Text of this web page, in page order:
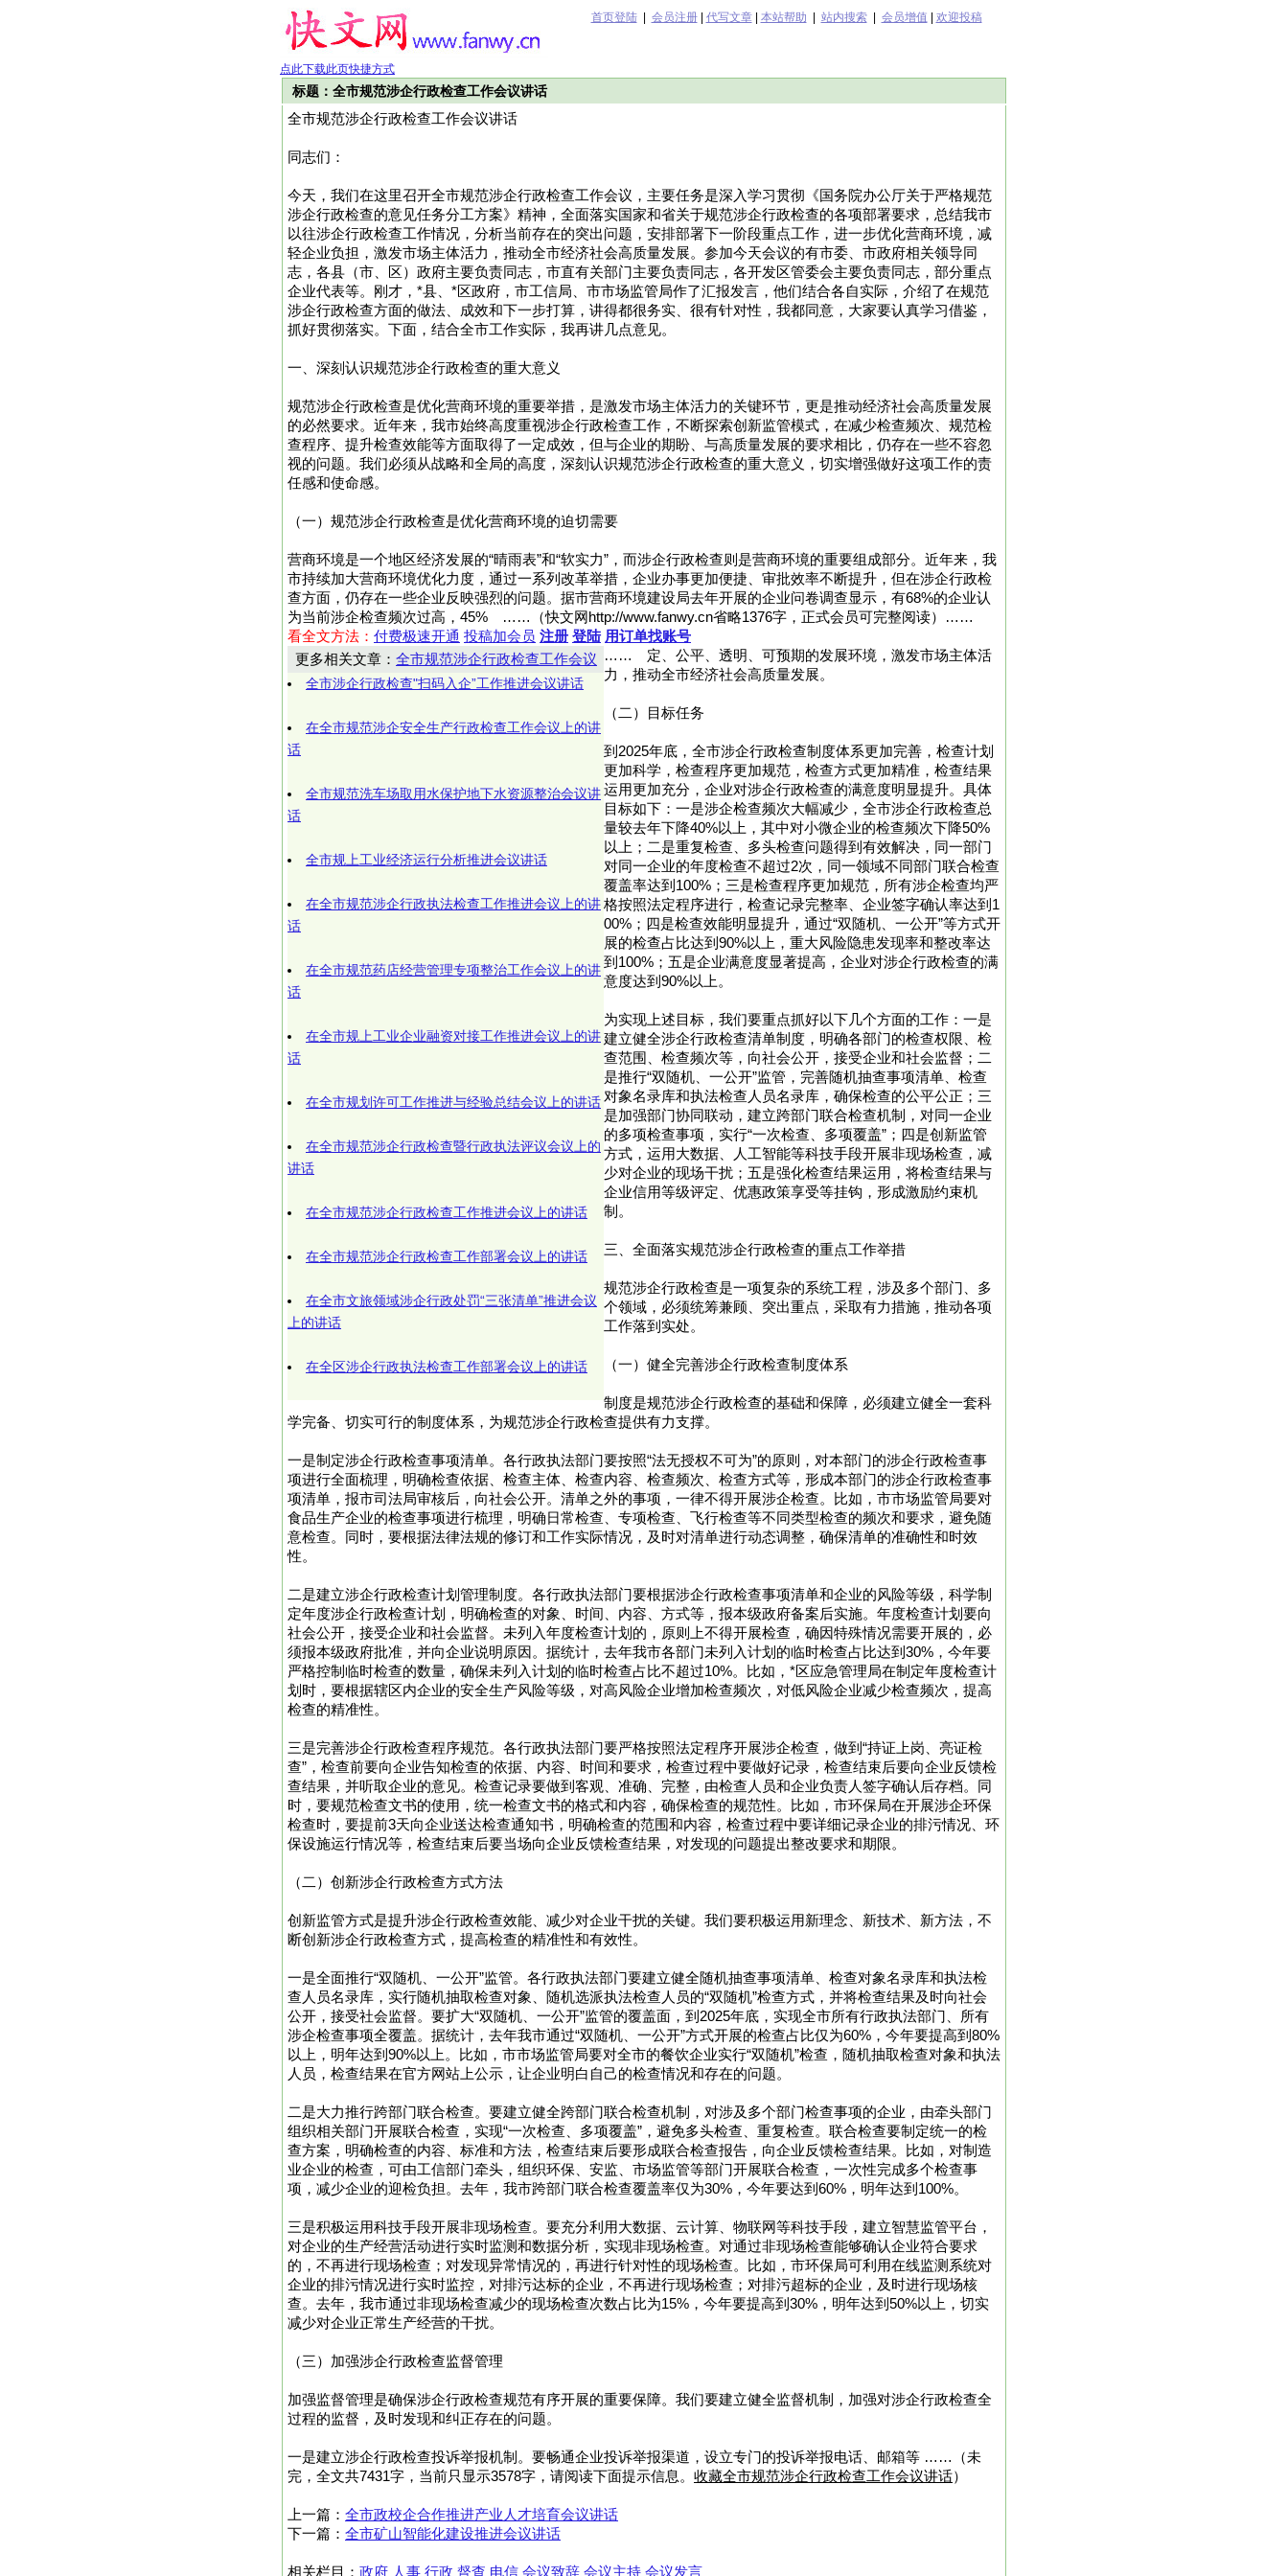
首页登陆| 会员注册| 代写文章| 本站帮助 站内搜索| 会员增值 欢迎投稿
点此下载此页快捷方式
标题：全市规范涉企行政检查工作会议讲话
全市规范涉企行政检查工作会议讲话
同志们：
今天，我们在这里召开全市规范涉企行政检查工作会议，主要任务是深入学习贯彻《国务院办公厅关于严格规范
涉企行政检查的意见任务分工方案》精神，全面落实国家和省关于规范涉企行政检查的各项部署要求，总结我市
以往涉企行政检查工作情况，分析当前存在的突出问题，安排部署下一阶段重点工作，进一步优化营商环境，减
轻企业负担，激发市场主体活力，推动全市经济社会高质量发展。参加今天会议的有市委、市政府相关领导同
志，各县（市、区）政府主要负责同志，市直有关部门主要负责同志，各开发区管委会主要负责同志，部分重点
企业代表等。刚才，*县、*区政府，市工信局、市市场监管局作了汇报发言，他们结合各自实际，介绍了在规范
涉企行政检查方面的做法、成效和下一步打算，讲得都很务实、很有针对性，我都同意，大家要认真学习借鉴，
抓好贯彻落实。下面，结合全市工作实际，我再讲几点意见。
一、深刻认识规范涉企行政检查的重大意义
规范涉企行政检查是优化营商环境的重要举措，是激发市场主体活力的关键环节，更是推动经济社会高质量发展
的必然要求。近年来，我市始终高度重视涉企行政检查工作，不断探索创新监管模式，在减少检查频次、规范检
查程序、提升检查效能等方面取得了一定成效，但与企业的期盼、与高质量发展的要求相比，仍存在一些不容忽
视的问题。我们必须从战略和全局的高度，深刻认识规范涉企行政检查的重大意义，切实增强做好这项工作的责
任感和使命感。
（一）规范涉企行政检查是优化营商环境的迫切需要
营商环境是一个地区经济发展的“晴雨表”和“软实力”，而涉企行政检查则是营商环境的重要组成部分。近年来，我
市持续加大营商环境优化力度，通过一系列改革举措，企业办事更加便捷、审批效率不断提升，但在涉企行政检
查方面，仍存在一些企业反映强烈的问题。据市营商环境建设局去年开展的企业问卷调查显示，有68%的企业认
为当前涉企检查频次过高，45% ……（快文网http://www.fanwy.cn省略1376字，正式会员可完整阅读）……
看全文方法： 付费极速开通 投稿加会员 注册 登陆 用订单找账号
……
更多相关文章： 全市规范涉企行政检查工作会议
全市涉企行政检查"扫码入企”工作推进会议讲话
在全市规范涉企安全生产行政检查工作会议上的讲
话
全市规范洗车场取用水保护地下水资源整治会议讲
话
全市规上工业经济运行分析推进会议讲话
在全市规范涉企行政执法检查工作推进会议上的讲
话
在全市规范药店经营管理专项整治工作会议上的讲
话
在全市规上工业企业融资对接工作推进会议上的讲
话
在全市规划许可工作推进与经验总结会议上的讲话
在全市规范涉企行政检查暨行政执法评议会议上的
讲话
在全市规范涉企行政检查工作推进会议上的讲话
在全市规范涉企行政检查工作部署会议上的讲话
在全市文旅领域涉企行政处罚“三张清单”推进会议
上的讲话
在全区涉企行政执法检查工作部署会议上的讲话
定、公平、透明、可预期的发展环境，激发市场主体活
力，推动全市经济社会高质量发展。
（二）目标任务
到2025年底，全市涉企行政检查制度体系更加完善，检查计划
更加科学，检查程序更加规范，检查方式更加精准，检查结果
运用更加充分，企业对涉企行政检查的满意度明显提升。具体
目标如下：一是涉企检查频次大幅减少，全市涉企行政检查总
量较去年下降40%以上，其中对小微企业的检查频次下降50%
以上；二是重复检查、多头检查问题得到有效解决，同一部门
对同一企业的年度检查不超过2次，同一领域不同部门联合检查
覆盖率达到100%；三是检查程序更加规范，所有涉企检查均严
格按照法定程序进行，检查记录完整率、企业签字确认率达到1
00%；四是检查效能明显提升，通过“双随机、一公开”等方式开
展的检查占比达到90%以上，重大风险隐患发现率和整改率达
到100%；五是企业满意度显著提高，企业对涉企行政检查的满
意度达到90%以上。
为实现上述目标，我们要重点抓好以下几个方面的工作：一是
建立健全涉企行政检查清单制度，明确各部门的检查权限、检
查范围、检查频次等，向社会公开，接受企业和社会监督；二
是推行“双随机、一公开”监管，完善随机抽查事项清单、检查
对象名录库和执法检查人员名录库，确保检查的公平公正；三
是加强部门协同联动，建立跨部门联合检查机制，对同一企业
的多项检查事项，实行“一次检查、多项覆盖”；四是创新监管
方式，运用大数据、人工智能等科技手段开展非现场检查，减
少对企业的现场干扰；五是强化检查结果运用，将检查结果与
企业信用等级评定、优惠政策享受等挂钩，形成激励约束机
制。
三、全面落实规范涉企行政检查的重点工作举措
规范涉企行政检查是一项复杂的系统工程，涉及多个部门、多
个领域，必须统筹兼顾、突出重点，采取有力措施，推动各项
工作落到实处。
（一）健全完善涉企行政检查制度体系
制度是规范涉企行政检查的基础和保障，必须建立健全一套科
学完备、切实可行的制度体系，为规范涉企行政检查提供有力支撑。
一是制定涉企行政检查事项清单。各行政执法部门要按照“法无授权不可为”的原则，对本部门的涉企行政检查事
项进行全面梳理，明确检查依据、检查主体、检查内容、检查频次、检查方式等，形成本部门的涉企行政检查事
项清单，报市司法局审核后，向社会公开。清单之外的事项，一律不得开展涉企检查。比如，市市场监管局要对
食品生产企业的检查事项进行梳理，明确日常检查、专项检查、飞行检查等不同类型检查的频次和要求，避免随
意检查。同时，要根据法律法规的修订和工作实际情况，及时对清单进行动态调整，确保清单的准确性和时效
性。
二是建立涉企行政检查计划管理制度。各行政执法部门要根据涉企行政检查事项清单和企业的风险等级，科学制
定年度涉企行政检查计划，明确检查的对象、时间、内容、方式等，报本级政府备案后实施。年度检查计划要向
社会公开，接受企业和社会监督。未列入年度检查计划的，原则上不得开展检查，确因特殊情况需要开展的，必
须报本级政府批准，并向企业说明原因。据统计，去年我市各部门未列入计划的临时检查占比达到30%，今年要
严格控制临时检查的数量，确保未列入计划的临时检查占比不超过10%。比如，*区应急管理局在制定年度检查计
划时，要根据辖区内企业的安全生产风险等级，对高风险企业增加检查频次，对低风险企业减少检查频次，提高
检查的精准性。
三是完善涉企行政检查程序规范。各行政执法部门要严格按照法定程序开展涉企检查，做到“持证上岗、亮证检
查”，检查前要向企业告知检查的依据、内容、时间和要求，检查过程中要做好记录，检查结束后要向企业反馈检
查结果，并听取企业的意见。检查记录要做到客观、准确、完整，由检查人员和企业负责人签字确认后存档。同
时，要规范检查文书的使用，统一检查文书的格式和内容，确保检查的规范性。比如，市环保局在开展涉企环保
检查时，要提前3天向企业送达检查通知书，明确检查的范围和内容，检查过程中要详细记录企业的排污情况、环
保设施运行情况等，检查结束后要当场向企业反馈检查结果，对发现的问题提出整改要求和期限。
（二）创新涉企行政检查方式方法
创新监管方式是提升涉企行政检查效能、减少对企业干扰的关键。我们要积极运用新理念、新技术、新方法，不
断创新涉企行政检查方式，提高检查的精准性和有效性。
一是全面推行“双随机、一公开”监管。各行政执法部门要建立健全随机抽查事项清单、检查对象名录库和执法检
查人员名录库，实行随机抽取检查对象、随机选派执法检查人员的“双随机”检查方式，并将检查结果及时向社会
公开，接受社会监督。要扩大“双随机、一公开”监管的覆盖面，到2025年底，实现全市所有行政执法部门、所有
涉企检查事项全覆盖。据统计，去年我市通过“双随机、一公开”方式开展的检查占比仅为60%，今年要提高到80%
以上，明年达到90%以上。比如，市市场监管局要对全市的餐饮企业实行“双随机”检查，随机抽取检查对象和执法
人员，检查结果在官方网站上公示，让企业明白自己的检查情况和存在的问题。
二是大力推行跨部门联合检查。要建立健全跨部门联合检查机制，对涉及多个部门检查事项的企业，由牵头部门
组织相关部门开展联合检查，实现“一次检查、多项覆盖”，避免多头检查、重复检查。联合检查要制定统一的检
查方案，明确检查的内容、标准和方法，检查结束后要形成联合检查报告，向企业反馈检查结果。比如，对制造
业企业的检查，可由工信部门牵头，组织环保、安监、市场监管等部门开展联合检查，一次性完成多个检查事
项，减少企业的迎检负担。去年，我市跨部门联合检查覆盖率仅为30%，今年要达到60%，明年达到100%。
三是积极运用科技手段开展非现场检查。要充分利用大数据、云计算、物联网等科技手段，建立智慧监管平台，
对企业的生产经营活动进行实时监测和数据分析，实现非现场检查。对通过非现场检查能够确认企业符合要求
的，不再进行现场检查；对发现异常情况的，再进行针对性的现场检查。比如，市环保局可利用在线监测系统对
企业的排污情况进行实时监控，对排污达标的企业，不再进行现场检查；对排污超标的企业，及时进行现场核
查。去年，我市通过非现场检查减少的现场检查次数占比为15%，今年要提高到30%，明年达到50%以上，切实
减少对企业正常生产经营的干扰。
（三）加强涉企行政检查监督管理
加强监督管理是确保涉企行政检查规范有序开展的重要保障。我们要建立健全监督机制，加强对涉企行政检查全
过程的监督，及时发现和纠正存在的问题。
一是建立涉企行政检查投诉举报机制。要畅通企业投诉举报渠道，设立专门的投诉举报电话、邮箱等 ……（未
完，全文共7431字，当前只显示3578字，请阅读下面提示信息。 收藏全市规范涉企行政检查工作会议讲话）
上一篇： 全市政校企合作推进产业人才培育会议讲话
下一篇： 全市矿山智能化建设推进会议讲话
相关栏目： 政府 人事 行政 督查 电信 会议致辞 会议主持 会议发言